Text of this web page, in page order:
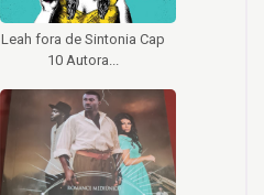
Leah fora de Sintonia Cap
10 Autora...